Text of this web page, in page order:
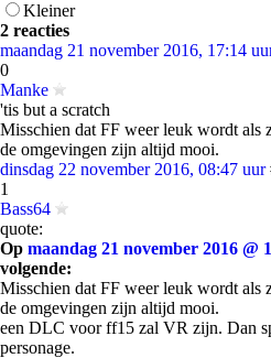
Kleiner
2 reacties
maandag 21 november 2016, 17:14
0
Manke
'tis but a scratch
Misschien dat FF weer leuk wordt als
de omgevingen zijn altijd mooi.
dinsdag 22 november 2016, 08:47 uur
1
Bass64
quote:
Op maandag 21 november 2016 @
volgende:
Misschien dat FF weer leuk wordt als
de omgevingen zijn altijd mooi.
een DLC voor ff15 zal VR zijn. Dan
personage.